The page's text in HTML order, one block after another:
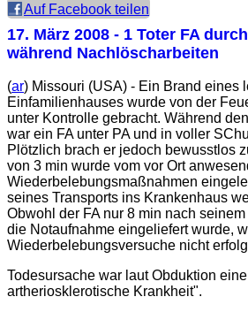
Auf Facebook teilen
17. März 2008 - 1 Toter FA
während Nachlöscharbeiten
(ar) Missouri (USA) - Ein Brand eines
Einfamilienhauses wurde von der
unter Kontrolle gebracht. Während
war ein FA unter PA und in voller
Plötzlich brach er jedoch bewusstlos
von 3 min wurde vom vor Ort
Wiederbelebungsmaßnahmen
seines Transports ins Krankenhaus
Obwohl der FA nur 8 min nach
die Notaufnahme eingeliefert wurde,
Wiederbelebungsversuche nicht
Todesursache war laut Obduktion
artheriosklerotische Krankheit".